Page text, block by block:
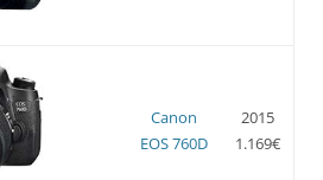
Canon
EOS 760D
2015
1.169€